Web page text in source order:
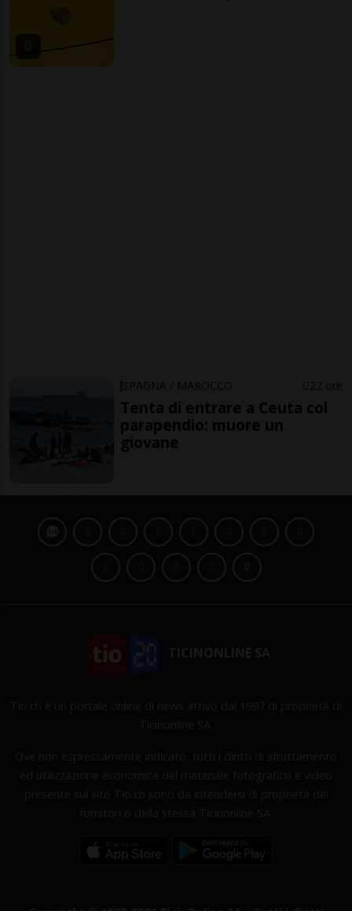
SPAGNA / MAROCCO 22 ore
Tenta di entrare a Ceuta col
parapendio: muore un
giovane